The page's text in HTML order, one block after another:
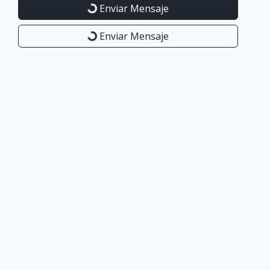
Enviar Mensaje
Enviar Mensaje